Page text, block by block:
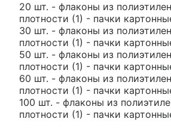
20 шт. - флаконы из
плотности (1) - пачки
30 шт. - флаконы из
плотности (1) - пачки
50 шт. - флаконы из
плотности (1) - пачки
60 шт. - флаконы из
плотности (1) - пачки
100 шт. - флаконы из
плотности (1) - пачки